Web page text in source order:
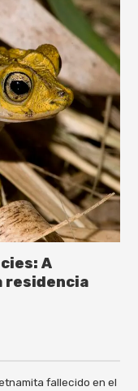
A
residencia
fallecido en el